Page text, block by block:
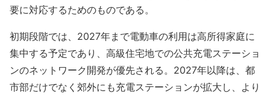
要に対応するためのものである。
初期段階では、2027年まで電動車の利用は高所得家庭に
集中する予定であり、高級住宅地での公共充電ステーショ
ンのネットワーク開発が優先される。2027年以降は、都
市部だけでなく郊外にも充電ステーションが拡大し、より